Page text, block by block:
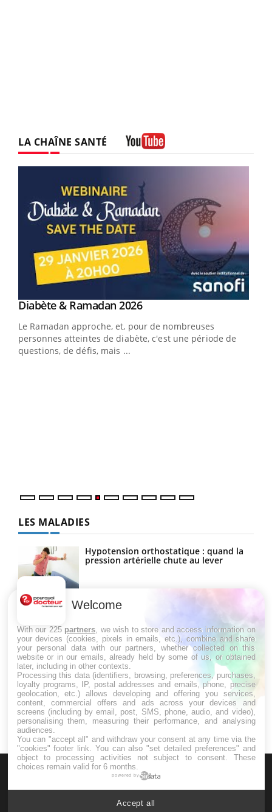
LA CHAÎNE SANTÉ
Youtube
Diabète & Ramadan 2026Youtube
Le Ramadan approche, et, pour de nombreuses
personnes atteintes de diabète, c'est une période de
questions, de défis, mais ...
LES MALADIES
Hypotension orthostatique : quand la
pression artérielle chute au lever
Drépanocytose : une déformation des
globules rouges aux conséquences
Maladie de Charcot (Sclérose latérale
amyotrophique)
Welcome
With our 225 partners , we wish to store and access information on
your devices (cookies, pixels in emails, etc.), combine and share
your personal data with our partners, whether collected on this
website or in our emails, already held by some of us, or obtained
later, including in other contexts.
Processing this data (identifiers, browsing, preferences, purchases,
loyalty programs, IP, postal addresses and emails, phone, precise
geolocation, etc.) allows developing and offering you services,
content, commercial offers and ads across your devices and
screens (including by email, post, SMS, phone, audio, and video),
personalising them, measuring their performance, and analysing
audiences.
You can "accept all" and withdraw your consent at any time via the
"cookies" footer link . You can also "set detailed preferences" and
object to processing activities not subject to consent. These
choices remain valid for 6 months.
powered by
Accept all